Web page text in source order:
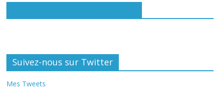
Suivez-nous sur Twitter
Mes Tweets